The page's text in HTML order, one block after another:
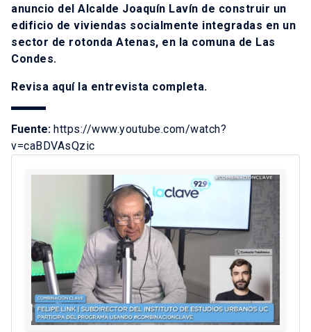
anuncio del Alcalde Joaquín Lavín de construir un
edificio de viviendas socialmente integradas en un
sector de rotonda Atenas, en la comuna de Las
Condes.
Revisa aquíla entrevista completa.
Fuente: https://www.youtube.com/watch?
v=caBDVAsQzic